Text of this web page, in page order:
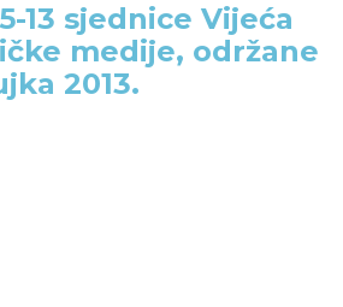
13 sjednice Vijeća
medije, održane
2013.